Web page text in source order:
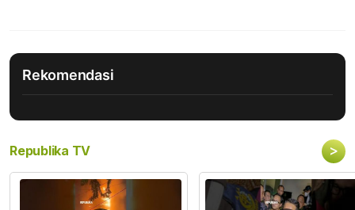
Rekomendasi
Republika TV >